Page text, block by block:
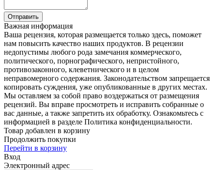
Отправить
Важная информация
Ваша рецензия, которая размещается только здесь, поможет
нам повысить качество наших продуктов. В рецензии
недопустимы любого рода замечания коммерческого,
политического, порнографического, непристойного,
противозаконного, клеветнического и в целом
неправомерного содержания. Законодательством запрещается
копировать суждения, уже опубликованные в других местах.
Мы оставляем за собой право воздержаться от размещения
рецензий. Вы вправе просмотреть и исправить собранные о
вас данные, а также запретить их обработку. Ознакомьтесь с
информацией в разделе Политика конфиденциальности.
Товар добавлен в корзину
Продолжить покупки
Перейти в корзину
Вход
Электронный адрес